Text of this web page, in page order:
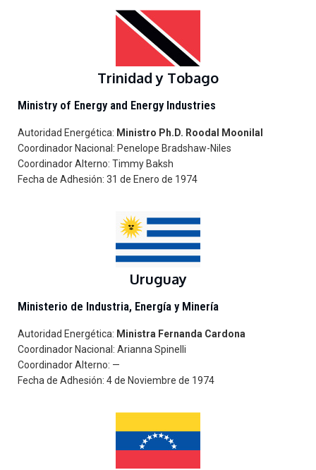
Trinidad y Tobago
Ministry of Energy and Energy Industries
Autoridad Energética: Ministro Ph.D. Roodal Moonilal
Coordinador Nacional: Penelope Bradshaw-Niles
Coordinador Alterno: Timmy Baksh
Fecha de Adhesión: 31 de Enero de 1974
Uruguay
Ministerio de Industria, Energía y Minería
Autoridad Energética: Ministra Fernanda Cardona
Coordinador Nacional: Arianna Spinelli
Coordinador Alterno: —
Fecha de Adhesión: 4 de Noviembre de 1974